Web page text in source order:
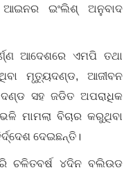
ଆଇନର ଇଂଲିଶ୍‌ ଅନୁବାଦ
ଆଦେଶରେ ଏମପି ତଥା
ମୃତ୍ୟୁଦଣ୍ଡ, ଆଜୀବନ
ଦଣ୍ଡ ସହ ଜଡିତ ଅପରାଧିକ
ମାମଲା ବିଚାର କରୁଥିବା
ଦେଇଛନ୍ତି।
ଚଳିତବର୍ଷ ୪ଦିନ ବଲିଉଡ